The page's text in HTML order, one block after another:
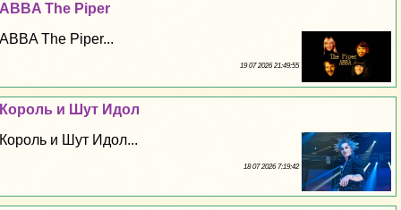
ABBA The Piper
ABBA The Piper...
19 07 2026 21:49:55
Король и Шут Идол
Король и Шут Идол...
18 07 2026 7:19:42